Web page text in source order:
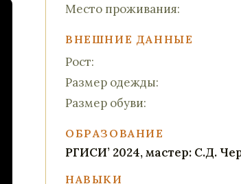
Место проживания:
ВНЕШНИЕ ДАННЫЕ
Рост:
Размер одежды:
Размер обуви:
ОБРАЗОВАНИЕ
РГИСИ’ 2024, мастер: С.Д.
НАВЫКИ